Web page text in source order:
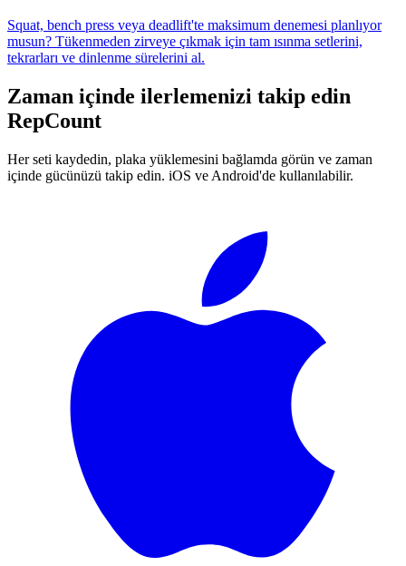
Squat, bench press veya deadlift'te maksimum denemesi planlıyor
musun? Tükenmeden zirveye çıkmak için tam ısınma setlerini,
tekrarları ve dinlenme sürelerini al.
Zaman içinde ilerlemenizi takip edin
RepCount
Her seti kaydedin, plaka yüklemesini bağlamda görün ve zaman
içinde gücünüzü takip edin. iOS ve Android'de kullanılabilir.